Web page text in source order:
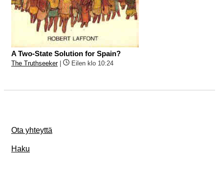
A Two-State Solution for Spain?
The Truthseeker| Eilen klo 10:24
Ota yhteyttä
Haku